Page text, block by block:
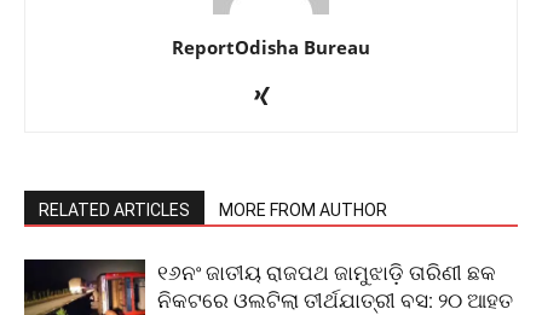
ReportOdisha Bureau
RELATED ARTICLES MORE FROM AUTHOR
୧୬ନଂ ଜାତୀୟ ରାଜପଥ ଜାମୁଝାଡ଼ି ତାରିଣୀ ଛକ
ନିକଟରେ ଓଲଟିଲା ତୀର୍ଥଯାତ୍ରୀ ବସ: ୨୦ ଆହତ